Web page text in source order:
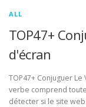
ALL
TOP47+
d'écran
TOP47+ Conjuguer
verbe comprend
détecter si le site